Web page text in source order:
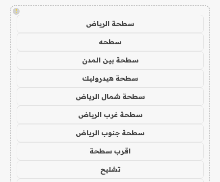
!
سطحة الرياض
سطحه
سطحة بين المدن
سطحة هيدروليك
سطحة شمال الرياض
سطحة غرب الرياض
سطحة جنوب الرياض
اقرب سطحة
تشليح